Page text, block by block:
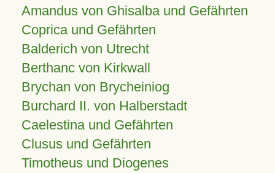
Amandus von Ghisalba und Gefährten
Coprica und Gefährten
Balderich von Utrecht
Berthanc von Kirkwall
Brychan von Brycheiniog
Burchard II. von Halberstadt
Caelestina und Gefährten
Clusus und Gefährten
Timotheus und Diogenes